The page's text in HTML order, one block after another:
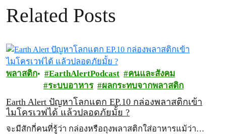
Related Posts
พลาสติก EarthAlertPodcast
คนและสังคม
ระบบอาหาร
ผลกระทบจากพลาสติก
Earth Alert ปัญหาโลกแตก EP.10 กล่องพลาสติกเข้า
ไมโครเวฟได้ แล้วปลอดภัยมั้ย ?
จะมีสักกี่คนที่รู้ว่า กล่องหรือถุงพลาสติกใส่อาหารแม้ว่า…